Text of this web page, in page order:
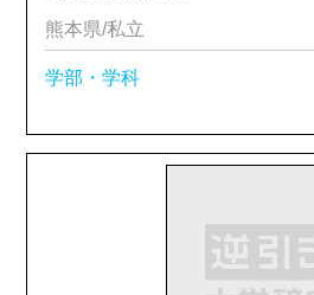
熊本県/私立
学部・学科